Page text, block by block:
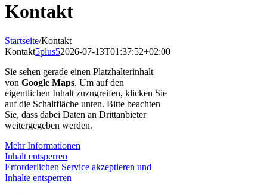
Kontakt
Startseite/Kontakt
Kontakt5plus52026-07-13T01:37:52+02:00
Sie sehen gerade einen Platzhalterinhalt
von Google Maps. Um auf den
eigentlichen Inhalt zuzugreifen, klicken Sie
auf die Schaltfläche unten. Bitte beachten
Sie, dass dabei Daten an Drittanbieter
weitergegeben werden.
Mehr Informationen
Inhalt entsperren
Erforderlichen Service akzeptieren und
Inhalte entsperren